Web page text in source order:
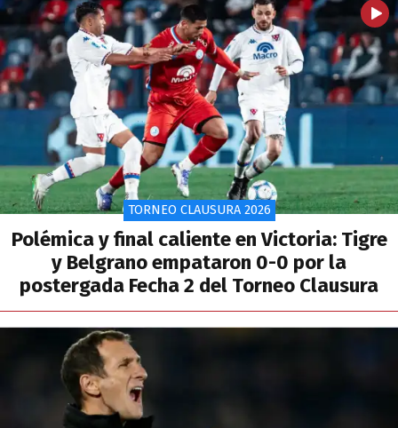
TORNEO CLAUSURA 2026
Polémica y final caliente en Victoria: Tigre
y Belgrano empataron 0-0 por la
postergada Fecha 2 del Torneo Clausura